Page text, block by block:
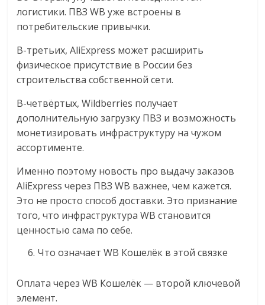
логистики. ПВЗ WB уже встроены в
потребительские привычки.
В-третьих, AliExpress может расширить
физическое присутствие в России без
строительства собственной сети.
В-четвёртых, Wildberries получает
дополнительную загрузку ПВЗ и возможность
монетизировать инфраструктуру на чужом
ассортименте.
Именно поэтому новость про выдачу заказов
AliExpress через ПВЗ WB важнее, чем кажется.
Это не просто способ доставки. Это признание
того, что инфраструктура WB становится
ценностью сама по себе.
Что означает WB Кошелёк в этой связке
Оплата через WB Кошелёк — второй ключевой
элемент.